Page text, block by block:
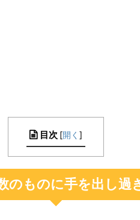
目次 [開く ]
のものに手を出し過